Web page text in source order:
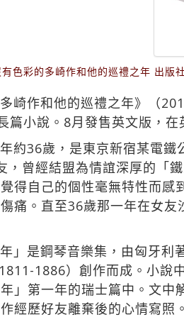
色彩的多崎作和他的巡禮之年 出
多崎作和他的巡禮之年》（
篇小說。8月發售英文版，
約36歲，是東京新宿某電
，曾經結盟為情誼深厚的「
得自己的個性毫無特性而
痛。直至36歲那一年在女
」是鋼琴音樂集，由匈牙
1886）創作而成。小說
」第一年的瑞士篇中。文
經歷好友離棄後的心情寫照。